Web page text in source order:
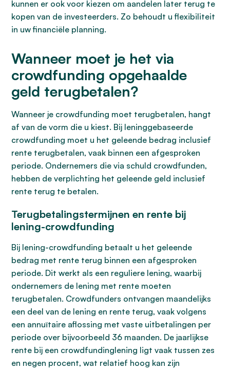
kunnen er ook voor kiezen om aandelen later terug te
kopen van de investeerders. Zo behoudt u flexibiliteit
in uw financiële planning.
Wanneer moet je het via
crowdfunding opgehaalde
geld terugbetalen?
Wanneer je crowdfunding moet terugbetalen, hangt
af van de vorm die u kiest. Bij leninggebaseerde
crowdfunding moet u het geleende bedrag inclusief
rente terugbetalen, vaak binnen een afgesproken
periode. Ondernemers die via schuld crowdfunden,
hebben de verplichting het geleende geld inclusief
rente terug te betalen.
Terugbetalingstermijnen en rente bij
lening-crowdfunding
Bij lening-crowdfunding betaalt u het geleende
bedrag met rente terug binnen een afgesproken
periode. Dit werkt als een reguliere lening, waarbij
ondernemers de lening met rente moeten
terugbetalen. Crowdfunders ontvangen maandelijks
een deel van de lening en rente terug, vaak volgens
een annuïtaire aflossing met vaste uitbetalingen per
periode over bijvoorbeeld 36 maanden. De jaarlijkse
rente bij een crowdfundinglening ligt vaak tussen zes
en negen procent, wat relatief hoog kan zijn